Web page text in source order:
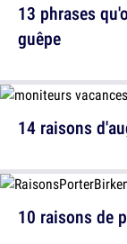
14 raisons
13 phrases
guêpe
10 raisons de